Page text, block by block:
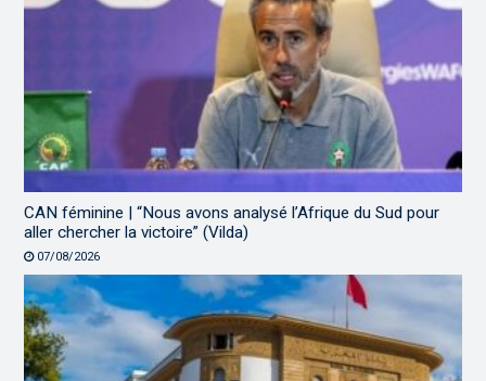
CAN féminine | “Nous avons analysé l’Afrique du Sud pour
aller chercher la victoire” (Vilda)
07/08/2026